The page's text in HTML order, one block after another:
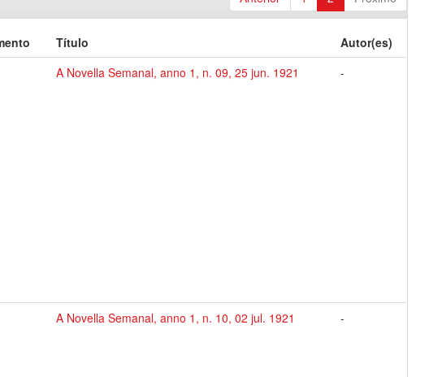
Título
Autor(es)
A Novella Semanal, anno 1, n. 09, 25 jun. 1921
-
A Novella Semanal, anno 1, n. 10, 02 jul. 1921 -